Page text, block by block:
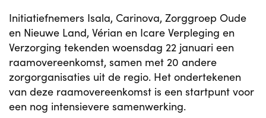
Initiatiefnemers Isala, Carinova, Zorggroep Oude
en Nieuwe Land, Vérian en Icare Verpleging en
Verzorging tekenden woensdag 22 januari een
raamovereenkomst, samen met 20 andere
zorgorganisaties uit de regio. Het ondertekenen
van deze raamovereenkomst is een startpunt voor
een nog intensievere samenwerking.